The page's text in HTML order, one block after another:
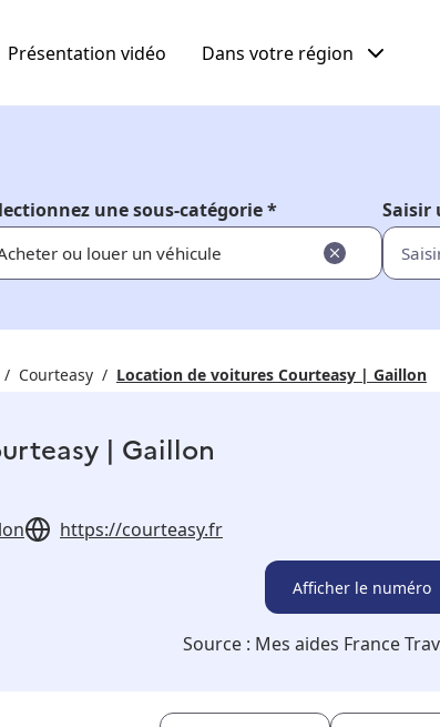
Présentation vidéo Dans votre région
une sous-catégorie *
ou louer un véhicule
Saisir
Courteasy Location de voitures Courteasy | Gaillon
| Gaillon
https://courteasy.fr
Afficher le numéro
Source : Mes aides France